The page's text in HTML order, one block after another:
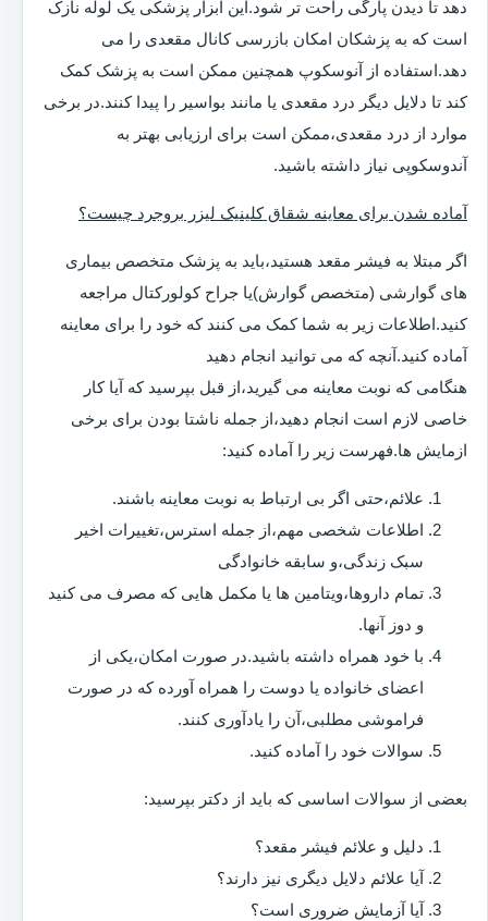
دهد تا دیدن پارگی راحت تر شود.این ابزار پزشکی یک لوله نازک
است که به پزشکان امکان بازرسی کانال مقعدی را می
دهد.استفاده از آنوسکوپ همچنین ممکن است به پزشک کمک
کند تا دلایل دیگر درد مقعدی یا مانند بواسیر را پیدا کنند.در برخی
موارد از درد مقعدی،ممکن است برای ارزیابی بهتر به
آندوسکوپی نیاز داشته باشید.
آماده شدن برای معاینه شقاق کلینیک لیزر بروجرد چیست؟
اگر مبتلا به فیشر مقعد هستید،باید به پزشک متخصص بیماری
های گوارشی (متخصص گوارش)یا جراح کولورکتال مراجعه
کنید.اطلاعات زیر به شما کمک می کنند که خود را برای معاینه
آماده کنید.آنچه که می توانید انجام دهید
هنگامی که نوبت معاینه می گیرید،از قبل بپرسید که آیا کار
خاصی لازم است انجام دهید،از جمله ناشتا بودن برای برخی
ازمایش ها.فهرست زیر را آماده کنید:
علائم،حتی اگر بی ارتباط به نوبت معاینه باشند.
اطلاعات شخصی مهم،از جمله استرس،تغییرات اخیر
سبک زندگی،و سابقه خانوادگی
تمام داروها،ویتامین ها یا مکمل هایی که مصرف می کنید
و دوز آنها.
با خود همراه داشته باشید.در صورت امکان،یکی از
اعضای خانواده یا دوست را همراه آورده که در صورت
فراموشی مطلبی،آن را یادآوری کنند.
سوالات خود را آماده کنید.
بعضی از سوالات اساسی که باید از دکتر بپرسید:
دلیل و علائم فیشر مقعد؟
آیا علائم دلایل دیگری نیز دارند؟
آیا آزمایش ضروری است؟